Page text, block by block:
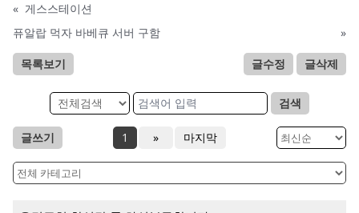
« 게스스테이션
퓨알랍 먹자 바베큐 서버 구함
»
목록보기 글수정 글삭제
검색
글쓰기 1 » 마지막